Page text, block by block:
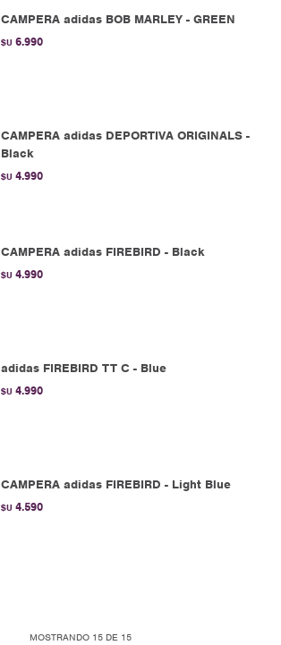
CAMPERA adidas BOB MARLEY - GREEN
$U 6.990
CAMPERA adidas DEPORTIVA ORIGINALS -
Black
$U 4.990
CAMPERA adidas FIREBIRD - Black
$U 4.990
adidas FIREBIRD TT C - Blue
$U 4.990
CAMPERA adidas FIREBIRD - Light Blue
$U 4.590
MOSTRANDO 15 DE 15